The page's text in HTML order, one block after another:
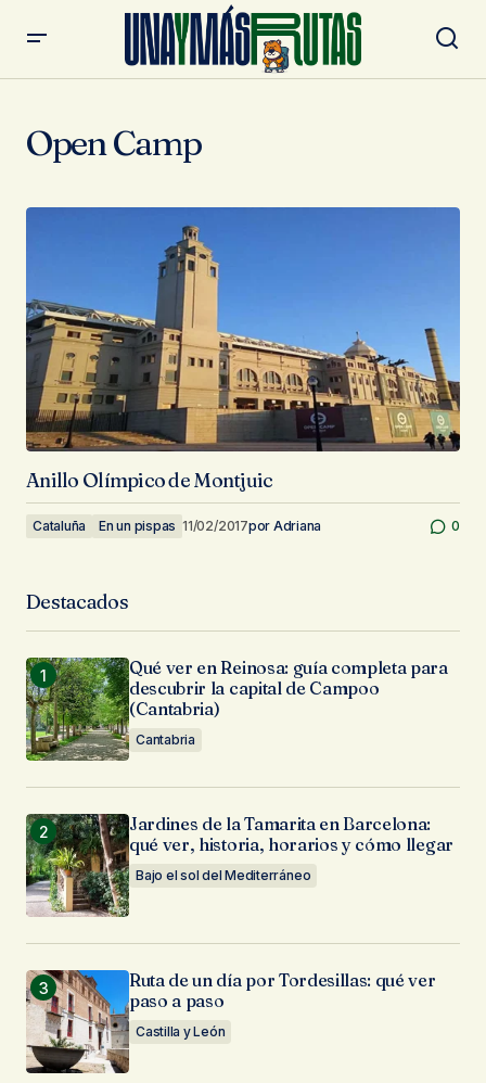
Open Camp
Anillo Olímpico de Montjuic
Cataluña En un pispas 11/02/2017por Adriana 0
Destacados
Qué ver en Reinosa: guía completa para
descubrir la capital de Campoo
(Cantabria)
Cantabria
Jardines de la Tamarita en Barcelona:
qué ver, historia, horarios y cómo llegar
Bajo el sol del Mediterráneo
Ruta de un día por Tordesillas: qué ver
paso a paso
Castilla y León